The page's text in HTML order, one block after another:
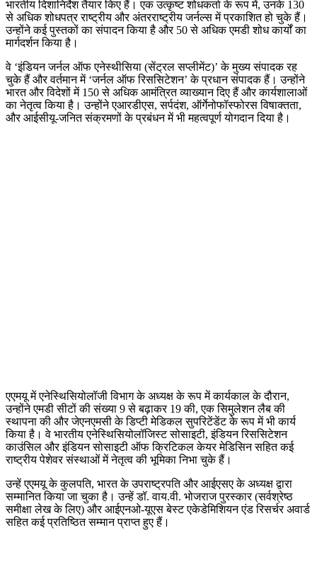
भारतीय दिशानिर्देश तैयार किए हैं। एक उत्कृष्ट शोधकर्ता के रूप में, उनके 130
से अधिक शोधपत्र राष्ट्रीय और अंतरराष्ट्रीय जर्नल्स में प्रकाशित हो चुके हैं।
उन्होंने कई पुस्तकों का संपादन किया है और 50 से अधिक एमडी शोध कार्यों का
मार्गदर्शन किया है।
वे ‘इंडियन जर्नल ऑफ एनेस्थीसिया (सेंट्रल सप्लीमेंट)’ के मुख्य संपादक रह
चुके हैं और वर्तमान में ‘जर्नल ऑफ रिससिटेशन’ के प्रधान संपादक हैं। उन्होंने
भारत और विदेशों में 150 से अधिक आमंत्रित व्याख्यान दिए हैं और कार्यशालाओं
का नेतृत्व किया है। उन्होंने एआरडीएस, सर्पदंश, ऑर्गेनोफॉस्फोरस विषाक्तता,
और आईसीयू-जनित संक्रमणों के प्रबंधन में भी महत्वपूर्ण योगदान दिया है।
एएमयू में एनेस्थिसियोलॉजी विभाग के अध्यक्ष के रूप में कार्यकाल के दौरान,
उन्होंने एमडी सीटों की संख्या 9 से बढ़ाकर 19 की, एक सिमुलेशन लैब की
स्थापना की और जेएनएमसी के डिप्टी मेडिकल सुपरिटेंडेंट के रूप में भी कार्य
किया है। वे भारतीय एनेस्थिसियोलॉजिस्ट सोसाइटी, इंडियन रिससिटेशन
काउंसिल और इंडियन सोसाइटी ऑफ क्रिटिकल केयर मेडिसिन सहित कई
राष्ट्रीय पेशेवर संस्थाओं में नेतृत्व की भूमिका निभा चुके हैं।
उन्हें एएमयू के कुलपति, भारत के उपराष्ट्रपति और आईएसए के अध्यक्ष द्वारा
सम्मानित किया जा चुका है। उन्हें डॉ. वाय.वी. भोजराज पुरस्कार (सर्वश्रेष्ठ
समीक्षा लेख के लिए) और आईएनओ-यूएस बेस्ट एकेडेमिशियन एंड रिसर्चर अवार्ड
सहित कई प्रतिष्ठित सम्मान प्राप्त हुए हैं।